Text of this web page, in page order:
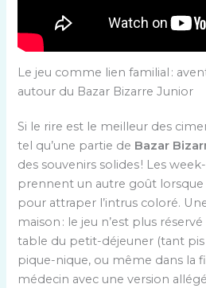
Le jeu comme lien familial :
autour du Bazar Bizarre Junior
Si le rire est le meilleur des
tel qu’une partie de Bazar
des souvenirs solides ! Les
prennent un autre goût lorsque
pour attraper l’intrus coloré.
maison : le jeu n’est plus réservé
table du petit-déjeuner (tant pis
pique-nique, ou même dans la
médecin avec une version